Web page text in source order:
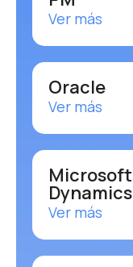
Ver más
Oracle
Ver más
Microsoft
Dynamics
Ver más